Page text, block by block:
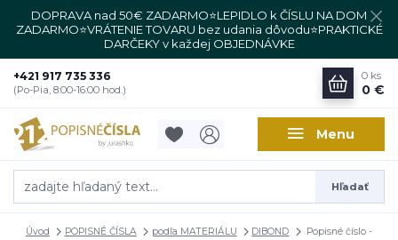
DOPRAVA nad 50€ ZADARMO⭐LEPIDLO k ČÍSLU NA DOM
ZADARMO⭐VRÁTENIE TOVARU bez udania dôvodu⭐PRAKTICKÉ
DARČEKY v každej OBJEDNÁVKE
Menu
Hľadať
+421 917 735 336
(Po-Pia, 8:00-16:00 hod.)
0 ks
0 €
Úvod POPISNÉ ČÍSLA podľa MATERIÁLU DIBOND
Popisné číslo -